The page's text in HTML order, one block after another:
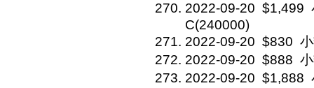
2022-09-20 $1,499
C(240000)
2022-09-20 $830
2022-09-20 $888
2022-09-20 $1,888